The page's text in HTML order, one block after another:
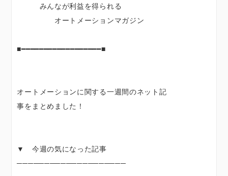
みんなが利益を得られる
オートメーションマガジン
■━━━━━━━━━━━━━━━━━━■
オートメーションに関する一週間のネット記
事をまとめました！
▼ 今週の気になった記事
────────────────────